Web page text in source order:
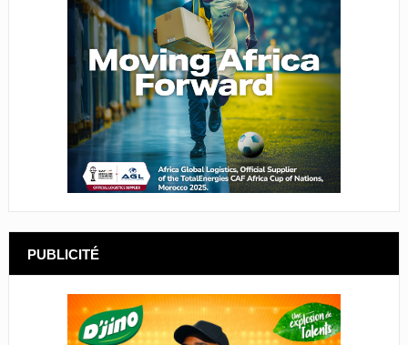
PUBLICITÉ